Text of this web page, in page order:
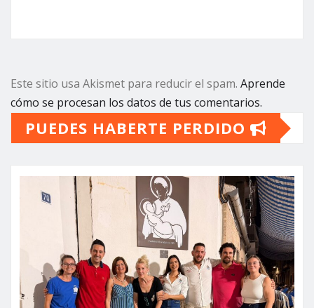
Este sitio usa Akismet para reducir el spam. Aprende
cómo se procesan los datos de tus comentarios.
PUEDES HABERTE PERDIDO